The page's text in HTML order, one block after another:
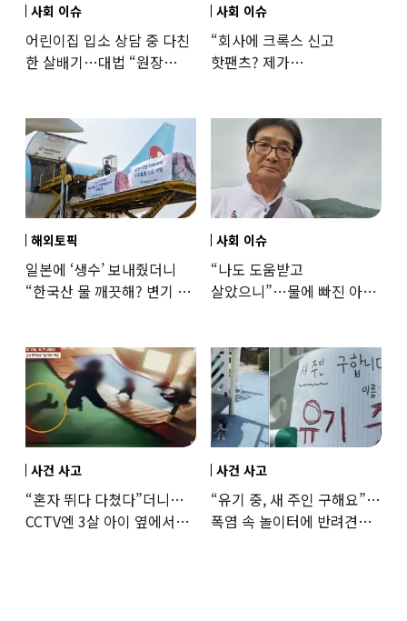
사회 이슈
어린이집 입소 상담 중 다친
한 살배기…대법 “원장
사회 이슈
“회사에 크록스 신고
핫팬츠? 제가
해외토픽
일본에 ‘생수’ 보내줬더니
“한국산 물 깨끗해? 변기 물
사회 이슈
“나도 도움받고
살았으니”…물에 빠진 아이
사건 사고
“혼자 뛰다 다쳤다”더니…
CCTV엔 3살 아이 옆에서
사건 사고
“유기 중, 새 주인 구해요”…
폭염 속 놀이터에 반려견